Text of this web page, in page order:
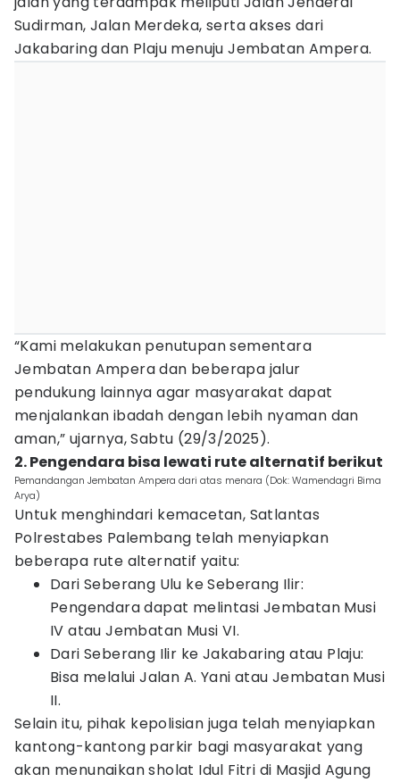
Sudirman, Jalan Merdeka, serta akses dari
Jakabaring dan Plaju menuju Jembatan Ampera.
“Kami melakukan penutupan sementara
Jembatan Ampera dan beberapa jalur
pendukung lainnya agar masyarakat dapat
menjalankan ibadah dengan lebih nyaman dan
aman,” ujarnya, Sabtu (29/3/2025).
2. Pengendara bisa lewati rute alternatif berikut
Pemandangan Jembatan Ampera dari atas menara (Dok: Wamendagri Bima
Arya)
Untuk menghindari kemacetan, Satlantas
Polrestabes Palembang telah menyiapkan
beberapa rute alternatif yaitu:
Dari Seberang Ulu ke Seberang Ilir:
Pengendara dapat melintasi Jembatan Musi
IV atau Jembatan Musi VI.
Dari Seberang Ilir ke Jakabaring atau Plaju:
Bisa melalui Jalan A. Yani atau Jembatan Musi
II.
Selain itu, pihak kepolisian juga telah menyiapkan
kantong-kantong parkir bagi masyarakat yang
akan menunaikan sholat Idul Fitri di Masjid Agung